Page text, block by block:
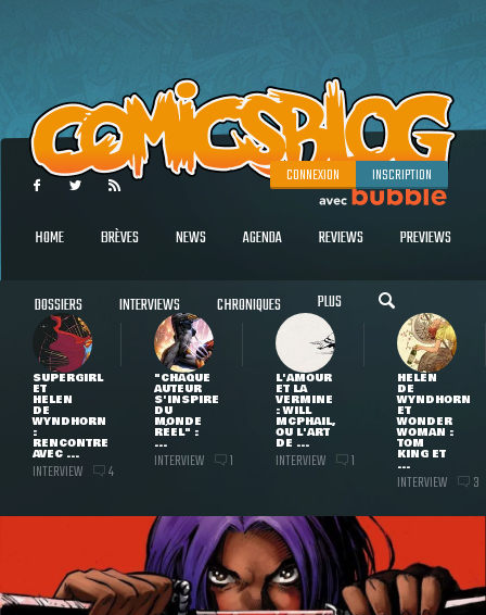
CONNEXION INSCRIPTION
HOME BRÈVES NEWS AGENDA REVIEWS PREVIEWS
DOSSIERS INTERVIEWS CHRONIQUES PLUS
SUPERGIRL
ET
HELEN
DE
WYNDHORN
:
RENCONTRE
AVEC ...
INTERVIEW 4
"CHAQUE
AUTEUR
S'INSPIRE
DU
MONDE
RÉEL" :
...
INTERVIEW 1
L'AMOUR
ET LA
VERMINE
: WILL
MCPHAIL,
OU L'ART
DE ...
INTERVIEW 1
HELEN
DE
WYNDHORN
ET
WONDER
WOMAN :
TOM
KING ET
...
INTERVIEW 3